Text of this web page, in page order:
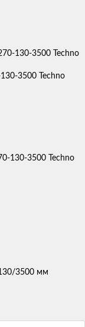
3500 Techno
3500 мм